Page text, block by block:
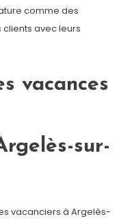
comme des
avec leurs
vacances
sur-
vacanciers à Argelès-